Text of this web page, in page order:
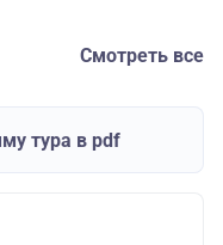
Смотреть все
тура в pdf